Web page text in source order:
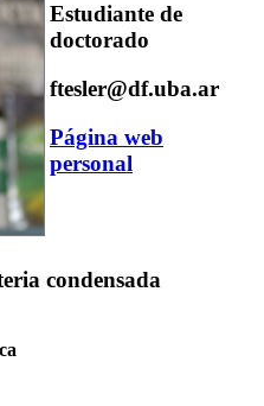
Estudiante de
doctorado
ftesler@df.uba.ar
Página web
personal
condensada